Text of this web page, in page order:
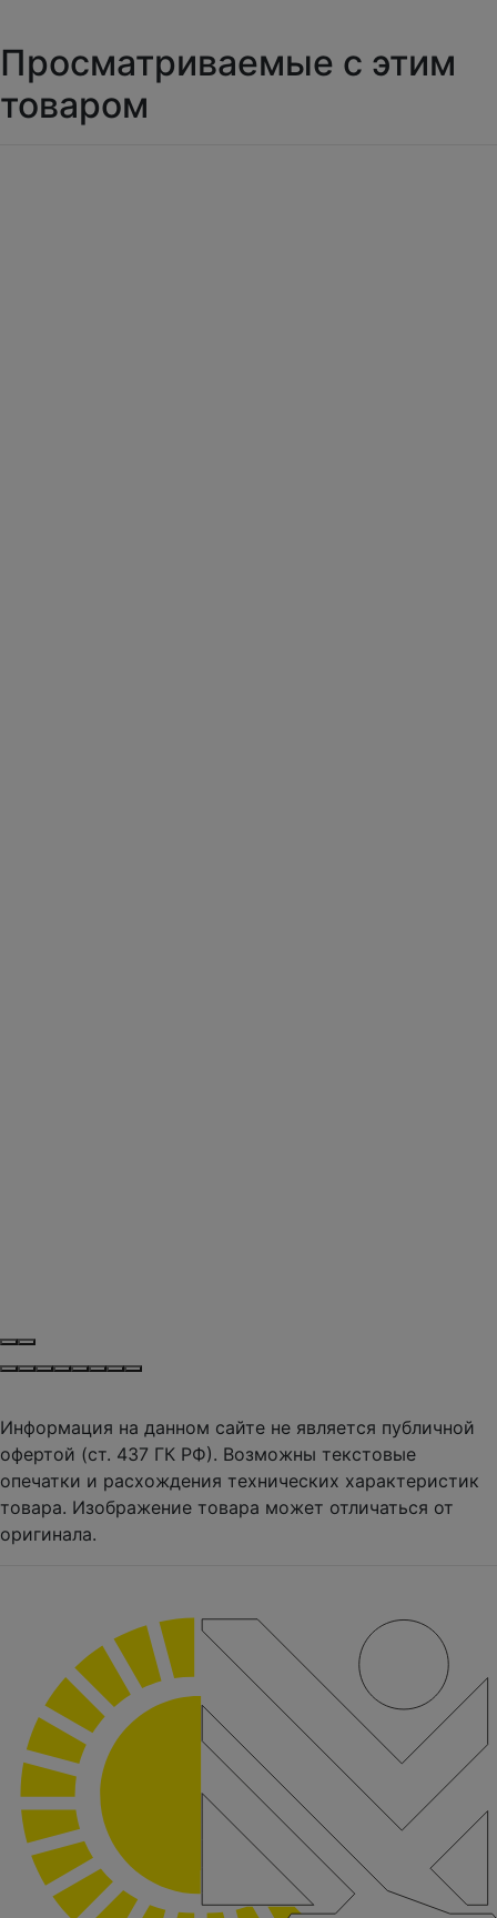
Просматриваемые с этим
товаром
Информация на данном сайте не является публичной
офертой (ст. 437 ГК РФ). Возможны текстовые
опечатки и расхождения технических характеристик
товара. Изображение товара может отличаться от
оригинала.